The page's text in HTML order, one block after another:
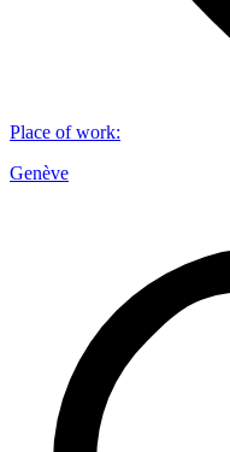
Place of work:
Genève